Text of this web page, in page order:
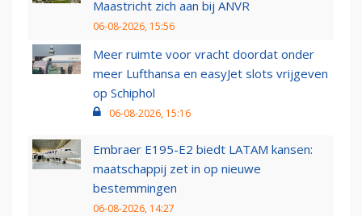
Maastricht zich aan bij ANVR
06-08-2026, 15:56
Meer ruimte voor vracht doordat onder
meer Lufthansa en easyJet slots vrijgeven
op Schiphol
06-08-2026, 15:16
Embraer E195-E2 biedt LATAM kansen:
maatschappij zet in op nieuwe
bestemmingen
06-08-2026, 14:27